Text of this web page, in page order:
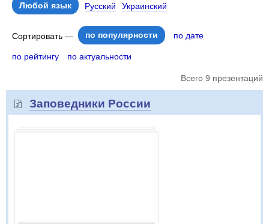
Любой язык Русский Украинский
Сортировать — по популярности по дате
по рейтингу по актуальности
Всего 9 презентаций
Заповедники России